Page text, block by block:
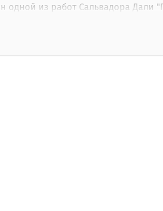
из работ Сальвадора Дали
фотопечати на коже. Срез